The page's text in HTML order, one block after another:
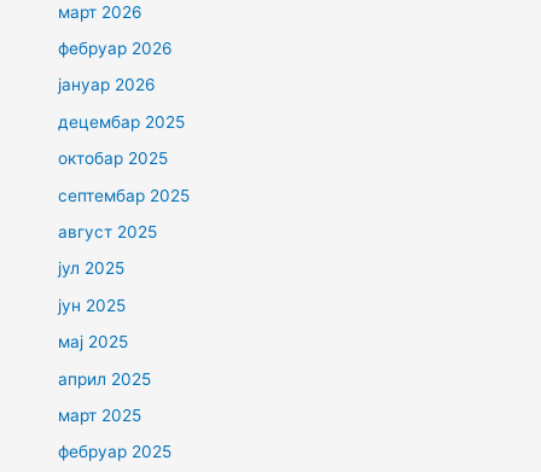
март 2026
фебруар 2026
јануар 2026
децембар 2025
октобар 2025
септембар 2025
август 2025
јул 2025
јун 2025
мај 2025
април 2025
март 2025
фебруар 2025